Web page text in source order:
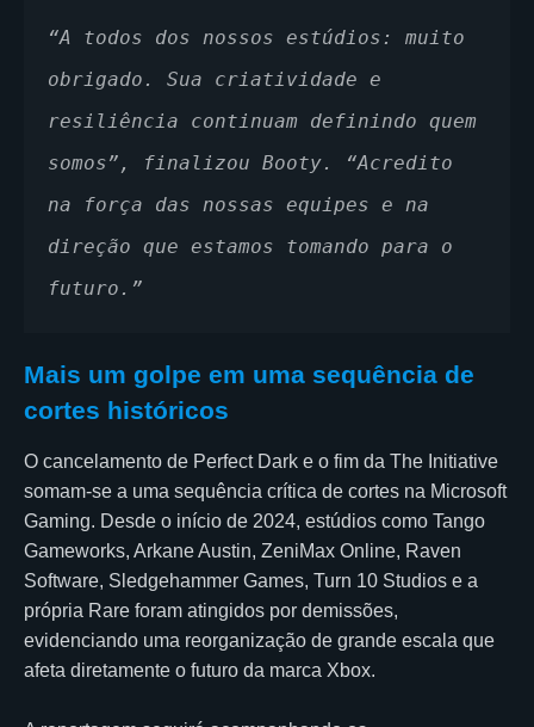
“A todos dos nossos estúdios: muito
obrigado. Sua criatividade e
resiliência continuam definindo quem
somos”, finalizou Booty. “Acredito
na força das nossas equipes e na
direção que estamos tomando para o
futuro.”
Mais um golpe em uma sequência de
cortes históricos
O cancelamento de Perfect Dark e o fim da The Initiative
somam-se a uma sequência crítica de cortes na Microsoft
Gaming. Desde o início de 2024, estúdios como Tango
Gameworks, Arkane Austin, ZeniMax Online, Raven
Software, Sledgehammer Games, Turn 10 Studios e a
própria Rare foram atingidos por demissões,
evidenciando uma reorganização de grande escala que
afeta diretamente o futuro da marca Xbox.